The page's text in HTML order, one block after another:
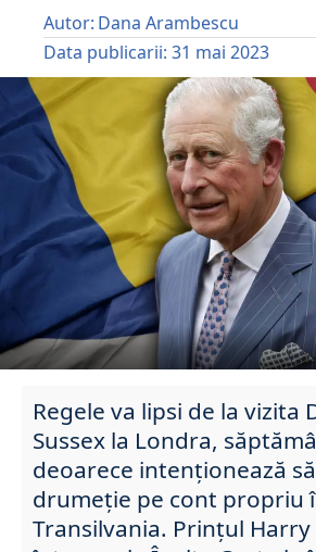
Autor: Dana Arambescu
Data publicarii: 31 mai 2023
Regele va lipsi de la vizita
Sussex la Londra,
deoarece intenționează
drumeție pe cont propriu
Transilvania. Prințul Harry